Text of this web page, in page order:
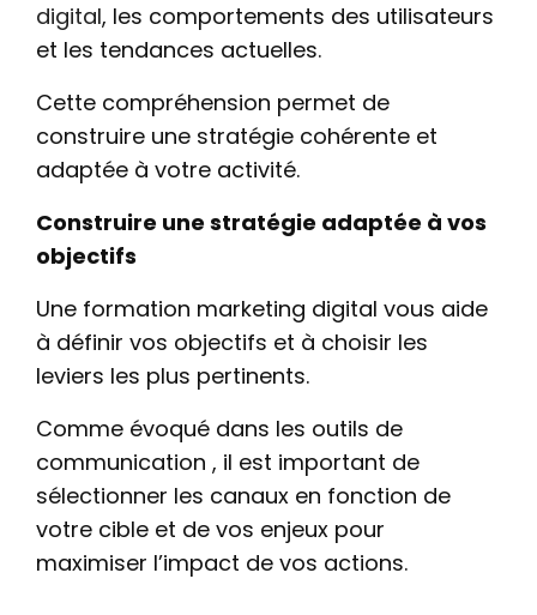
digital, les comportements des utilisateurs
et les tendances actuelles.
Cette compréhension permet de
construire une stratégie cohérente et
adaptée à votre activité.
Construire une stratégie adaptée à vos
objectifs
Une formation marketing digital vous aide
à définir vos objectifs et à choisir les
leviers les plus pertinents.
Comme évoqué dans les outils de
communication , il est important de
sélectionner les canaux en fonction de
votre cible et de vos enjeux pour
maximiser l’impact de vos actions.